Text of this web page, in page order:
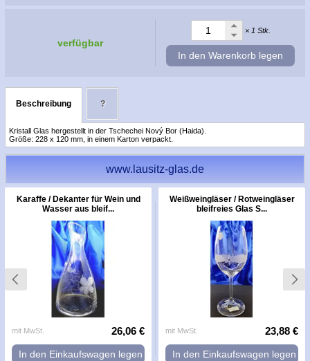
verfügbar
× 1 Stk.
In den Warenkorb legen
Beschreibung ?
Kristall Glas hergestellt in der Tschechei Nový Bor (Haida).
Größe: 228 x 120 mm, in einem Karton verpackt.
www.lausitz-glas.de
Karaffe / Dekanter für Wein und
Wasser aus bleif...
mit MwSt. 26,06 €
In den Einkaufswagen legen
Weißweingläser / Rotweingläser
bleifreies Glas S...
mit MwSt. 23,88 €
In den Einkaufswagen legen